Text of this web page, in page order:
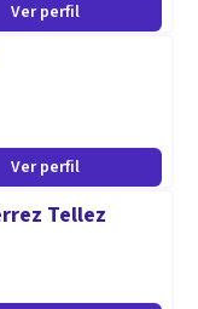
Ver perfil
Ver perfil
Tellez